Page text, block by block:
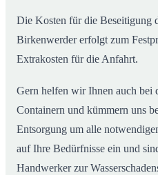
Die Kosten für die Beseitigung
Birkenwerder erfolgt zum
Extrakosten für die Anfahrt.
Gern helfen wir Ihnen auch bei
Containern und kümmern uns
Entsorgung um alle
auf Ihre Bedürfnisse ein und
Handwerker zur